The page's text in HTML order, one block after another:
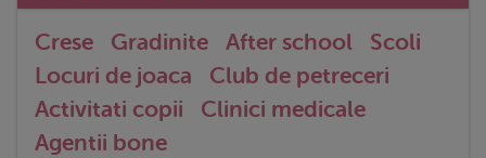
Crese Gradinite After school
Scoli
Locuri de joaca
Club de petreceri
Activitati copii
Clinici medicale
Agentii bone